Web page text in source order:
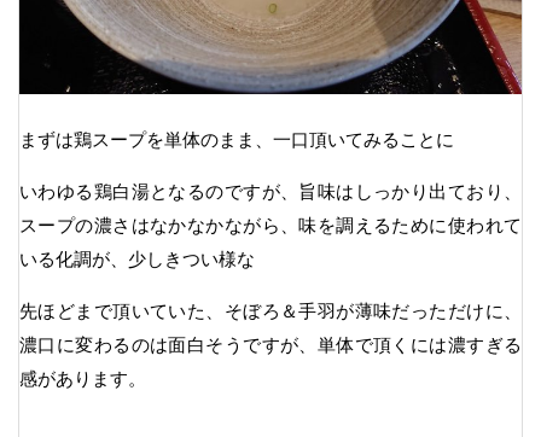
まずは鶏スープを単体のまま、一口頂いてみることに
いわゆる鶏白湯となるのですが、旨味はしっかり出ており、
スープの濃さはなかなかながら、味を調えるために使われて
いる化調が、少しきつい様な
先ほどまで頂いていた、そぼろ＆手羽が薄味だっただけに、
濃口に変わるのは面白そうですが、単体で頂くには濃すぎる
感があります。